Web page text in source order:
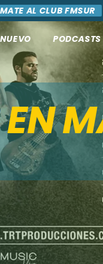
AL CLUB FMSUR
PODCASTS